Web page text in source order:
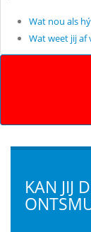
Wat nou als
Wat weet jij af
KAN JIJ